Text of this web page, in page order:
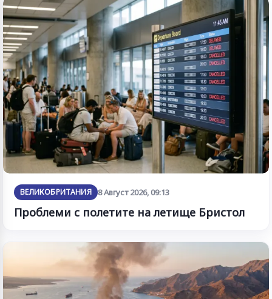
ВЕЛИКОБРИТАНИЯ 8 Август 2026, 09:13
Проблеми с полетите на летище Бристол